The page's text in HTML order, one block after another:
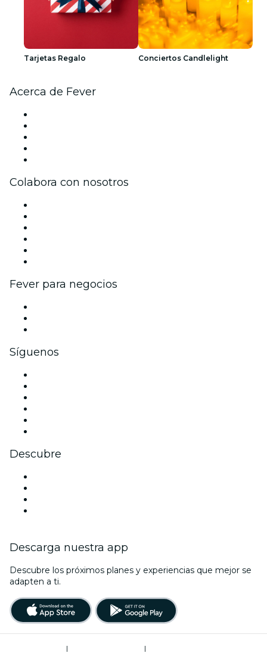
Tarjetas Regalo Conciertos Candlelight
Acerca de Fever
Colabora con nosotros
Fever para negocios
Síguenos
Descubre
Descarga nuestra app
Descubre los próximos planes y experiencias que mejor se
adapten a ti.
| |